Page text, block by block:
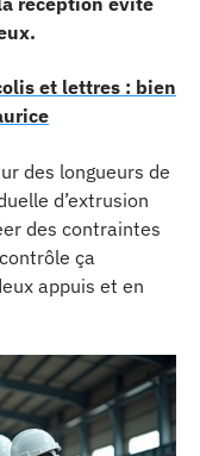
et lettres : bien
des longueurs de
d’extrusion
des contraintes
ça
appuis et en